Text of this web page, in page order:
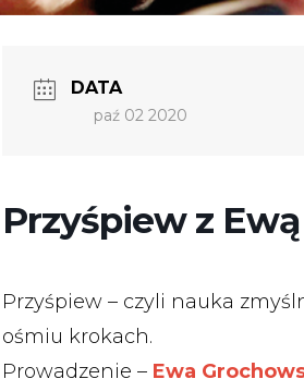
DATA
paź 02 2020
Przyśpiew z
Przyśpiew – czyli nauka
ośmiu krokach.
Prowadzenie – Ewa